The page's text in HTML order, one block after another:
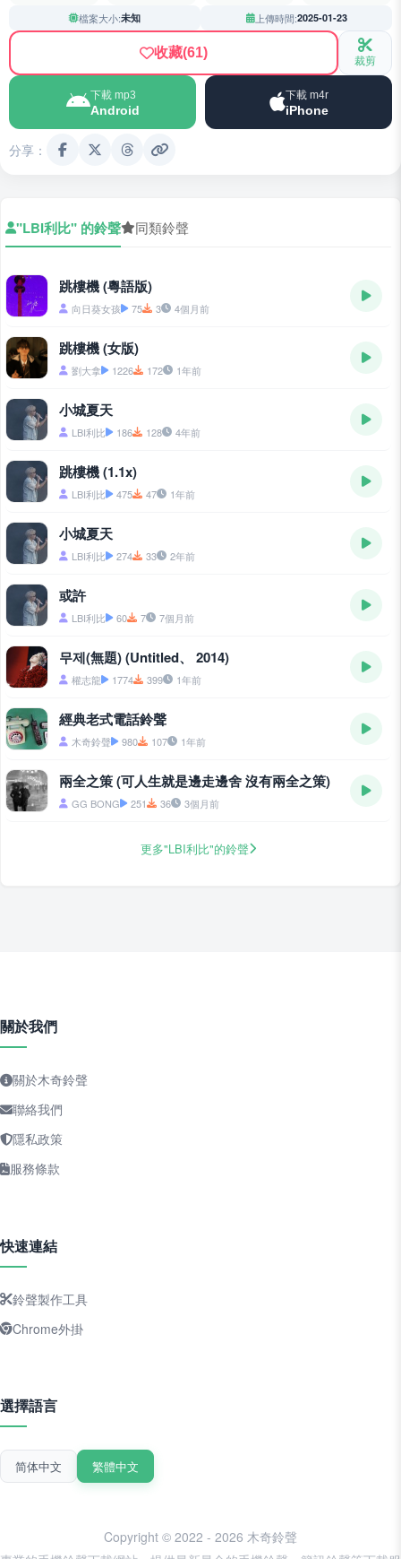
檔案大小:未知 上傳時間:2025-01-23
收藏(61) 裁剪
下載 mp3
Android
下載 m4r
iPhone
分享：
"LBI利比" 的鈴聲 同類鈴聲
跳樓機 (粵語版)
向日葵女孩 75 3 4個月前
跳樓機 (女版)
劉大拿 1226 172 1年前
小城夏天
LBI利比 186 128 4年前
跳樓機 (1.1x)
LBI利比 475 47 1年前
小城夏天
LBI利比 274 33 2年前
或許
LBI利比 60 7 7個月前
무제(無題) (Untitled、 2014)
權志龍 1774 399 1年前
經典老式電話鈴聲
木奇鈴聲 980 107 1年前
兩全之策 (可人生就是邊走邊舍 沒有兩全之策)
GG BONG 251 36 3個月前
更多"LBI利比"的鈴聲
關於我們
關於木奇鈴聲
聯絡我們
隱私政策
服務條款
快速連結
鈴聲製作工具
Chrome外掛
選擇語言
简体中文 繁體中文
Copyright © 2022 - 2026 木奇鈴聲